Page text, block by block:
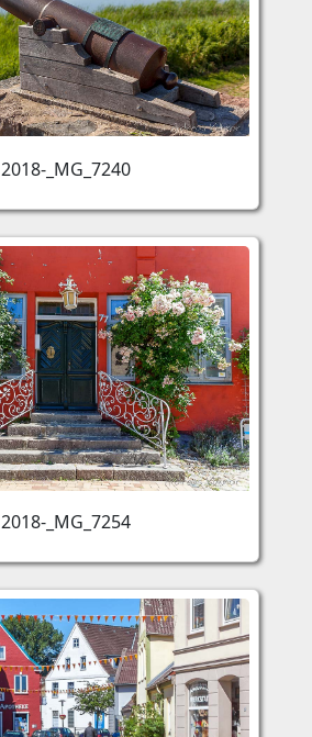
2018-_MG_7240
2018-_MG_7254